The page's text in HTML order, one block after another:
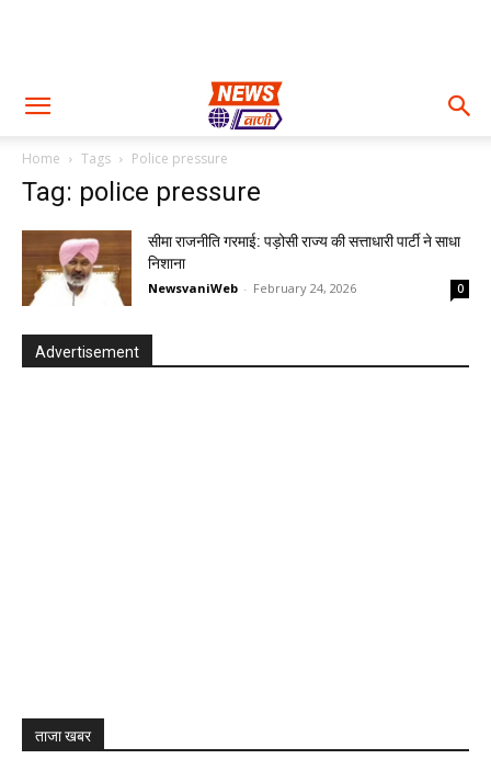
Home Tags Police pressure
Tag: police pressure
सीमा राजनीति गरमाई: पड़ोसी राज्य की सत्ताधारी पार्टी ने साधा
निशाना
NewsvaniWeb - February 24, 2026 0
Advertisement
ताजा खबर